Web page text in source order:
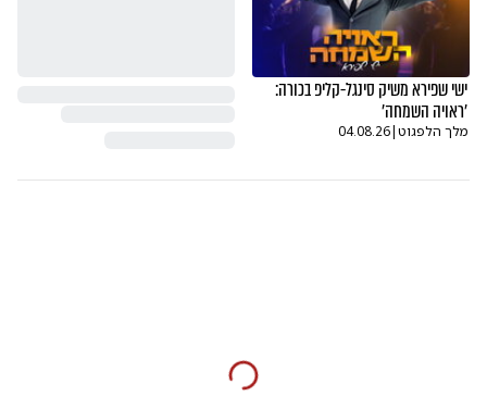
ישי שפירא משיק סינגל-קליפ בכורה:
'ראויה השמחה'
מלך הלפגוט|
04.08.26